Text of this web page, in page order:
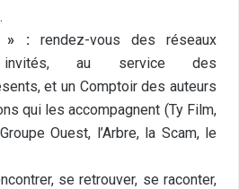
» :rendez-vous des réseaux
invités, au service des
et un Comptoir des auteurs
qui les accompagnent (Ty Film,
Ouest, l’Arbre, la Scam, le
se retrouver, se raconter,